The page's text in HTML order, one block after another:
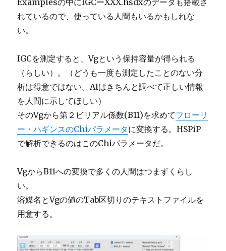
れているので、使っている人間もいるかもしれな
い。
IGCを測定すると、Vgという保持容量が得られる
（らしい）。（どうも一度も測定したことのない分
析は得意ではない。AIはきちんと調べて正しい情報
を人間に示してほしい）
そのVgから第２ビリアル係数(B11)を求めてフローリ
ー・ハギンスのChiパラメータに変換する。HSPiP
で解析できるのはこのChiパラメータだ。
VgからB11への変換で多くの人間はつまずくらし
い。
溶媒名とVgの値のTab区切りのテキストファイルを
用意する。